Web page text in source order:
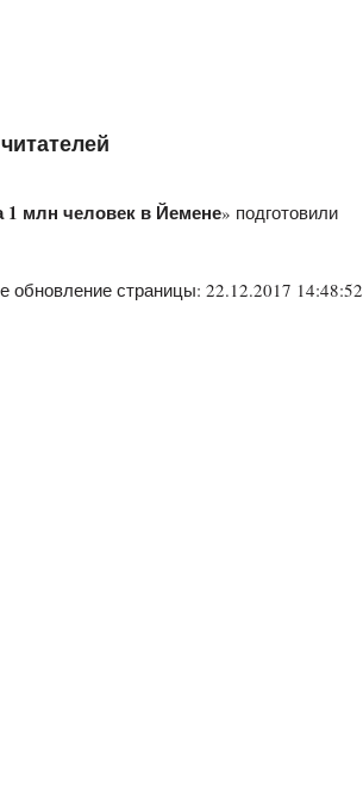
млн человек в Йемене» подготовили
обновление страницы: 22.12.2017 14:48:52